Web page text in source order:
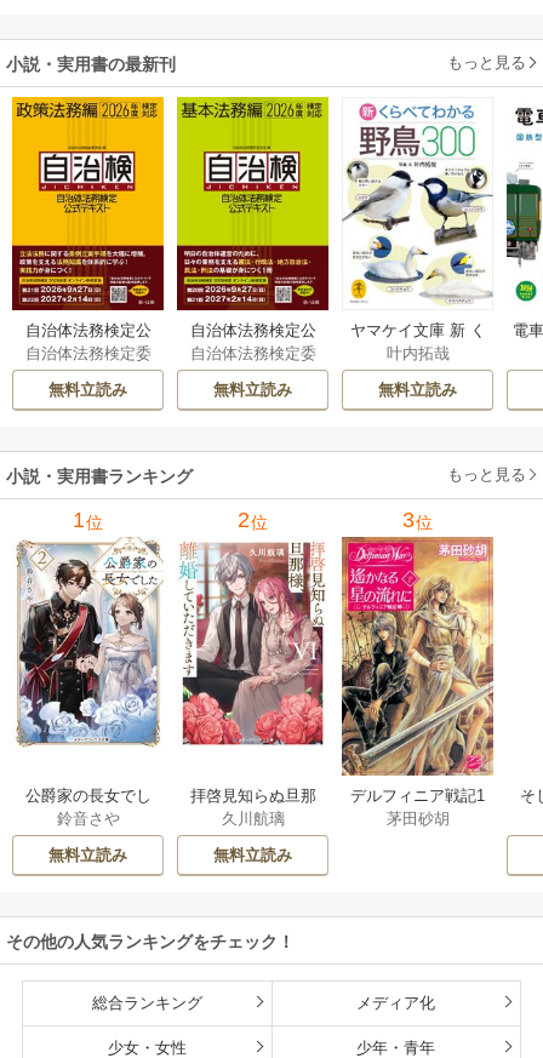
小説・実用書の最新刊 もっと見る
自治体法務検定公
式テキスト 政策
法務編 ２０２６
年度検定対応 1巻
自治体法務検定委
員会
無料立読み
自治体法務検定公
式テキスト 基本
法務編 ２０２６
年度検定対応 1巻
自治体法務検定委
員会
無料立読み
ヤマケイ文庫 新 く
らべてわかる野鳥3
00 1巻
叶内拓哉
無料立読み
電
小説・実用書ランキング もっと見る
1位
公爵家の長女でし
た
鈴音さや
無料立読み
2位
拝啓見知らぬ旦那
様、離婚していた
だきます
久川航璃
無料立読み
3位
デルフィニア戦記1
茅田砂胡
そ
その他の人気ランキングをチェック！
総合ランキング メディア化
少女・女性 少年・青年